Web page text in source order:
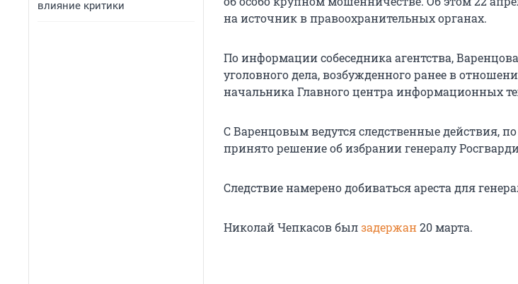
влияние критики
на источник в правоохранительных органах.
По информации собеседника агентства,
уголовного дела, возбужденного ранее в
начальника Главного центра информационных
С Варенцовым ведутся следственные действия,
принято решение об избрании генералу
Следствие намерено добиваться ареста для
Николай Чепкасов былзадержан20 марта.